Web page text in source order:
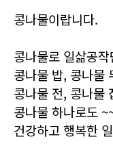
콩나물이랍니다.
콩나물로 일삶공
콩나물 밥, 콩나물
콩나물 전, 콩나물
콩나물 하나로도
건강하고 행복한